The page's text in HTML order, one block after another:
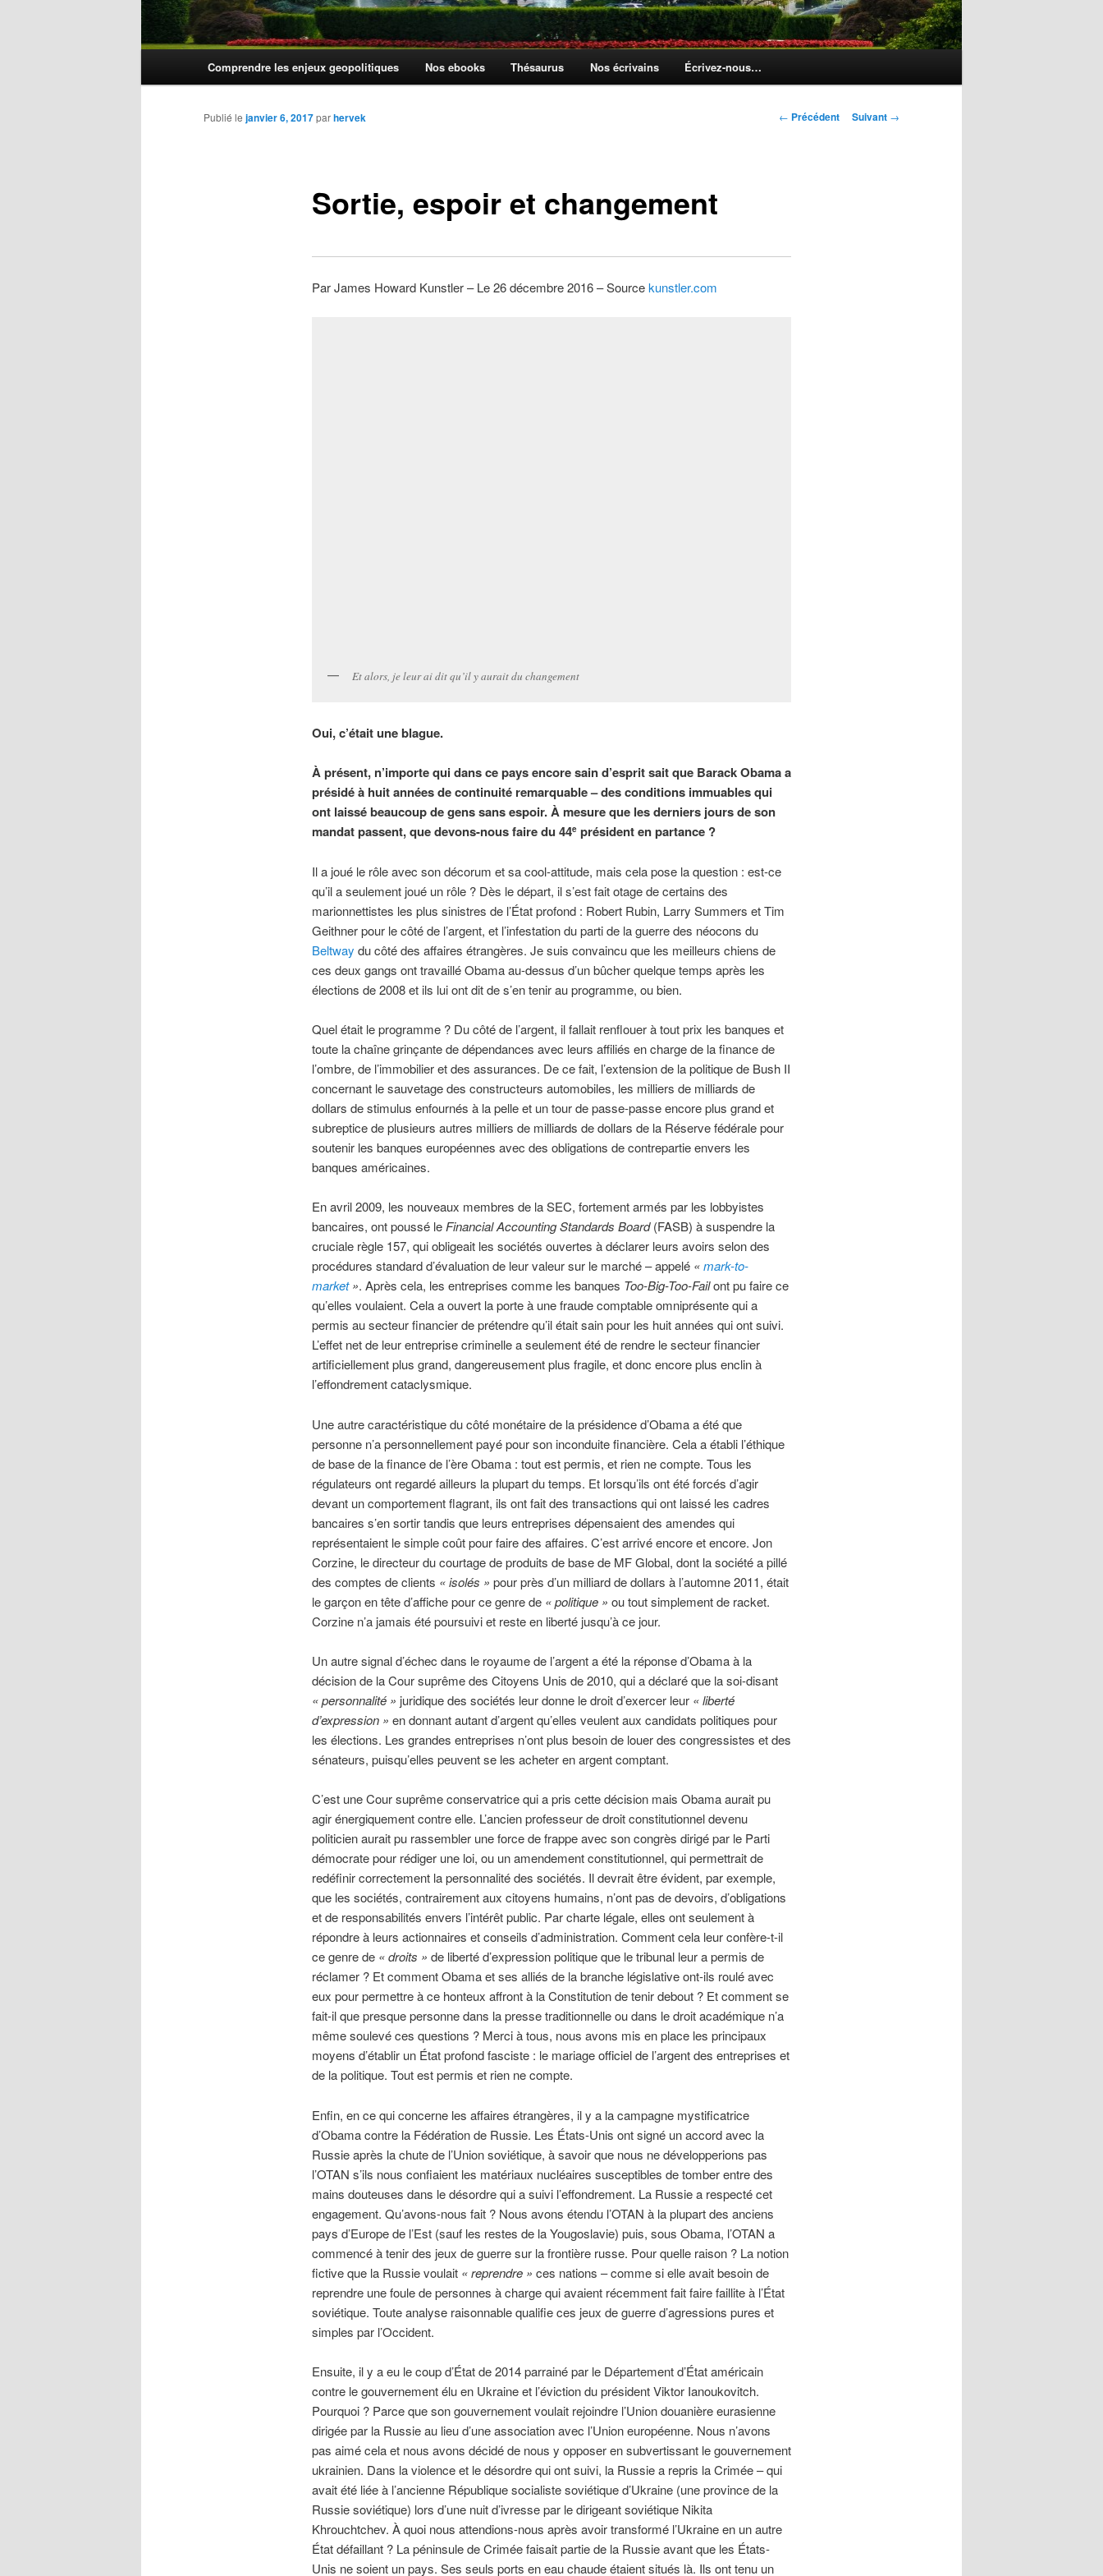
Comprendre les enjeux geopolitiques Nos ebooks Thésaurus Nos écrivains Écrivez-nous…
Navigation
← Précédent Suivant →
Sortie, espoir et changement
Publié le janvier 6, 2017parhervek
Par James Howard Kunstler – Le 26 décembre 2016 – Sourcekunstler.com
Et alors, je leur ai dit qu’il y aurait du changement
Oui, c’était une blague.
À présent, n’importe qui dans ce pays encore sain d’esprit sait que Barack Obama a
présidé à huit années de continuité remarquable – des conditions immuables qui
ont laissé beaucoup de gens sans espoir. À mesure que les derniers jours de son
mandat passent, que devons-nous faire du 44eprésident en partance ?
Il a joué le rôle avec son décorum et sa cool-attitude, mais cela pose la question : est-ce
qu’il a seulement joué un rôle ? Dès le départ, il s’est fait otage de certains des
marionnettistes les plus sinistres de l’État profond : Robert Rubin, Larry Summers et Tim
Geithner pour le côté de l’argent, et l’infestation du parti de la guerre des néocons du
Beltway du côté des affaires étrangères. Je suis convaincu que les meilleurs chiens de
ces deux gangs ont travaillé Obama au-dessus d’un bûcher quelque temps après les
élections de 2008 et ils lui ont dit de s’en tenir au programme, ou bien.
Quel était le programme ? Du côté de l’argent, il fallait renflouer à tout prix les banques et
toute la chaîne grinçante de dépendances avec leurs affiliés en charge de la finance de
l’ombre, de l’immobilier et des assurances. De ce fait, l’extension de la politique de Bush II
concernant le sauvetage des constructeurs automobiles, les milliers de milliards de
dollars de stimulus enfournés à la pelle et un tour de passe-passe encore plus grand et
subreptice de plusieurs autres milliers de milliards de dollars de la Réserve fédérale pour
soutenir les banques européennes avec des obligations de contrepartie envers les
banques américaines.
En avril 2009, les nouveaux membres de la SEC, fortement armés par les lobbyistes
bancaires, ont poussé leFinancial Accounting Standards Board(FASB) à suspendre la
cruciale règle 157, qui obligeait les sociétés ouvertes à déclarer leurs avoirs selon des
procédures standard d’évaluation de leur valeur sur le marché – appelé «mark-to-
market». Après cela, les entreprises comme les banques Too-Big-Too-Failont pu faire ce
qu’elles voulaient. Cela a ouvert la porte à une fraude comptable omniprésente qui a
permis au secteur financier de prétendre qu’il était sain pour les huit années qui ont suivi.
L’effet net de leur entreprise criminelle a seulement été de rendre le secteur financier
artificiellement plus grand, dangereusement plus fragile, et donc encore plus enclin à
l’effondrement cataclysmique.
Une autre caractéristique du côté monétaire de la présidence d’Obama a été que
personne n’a personnellement payé pour son inconduite financière. Cela a établi l’éthique
de base de la finance de l’ère Obama : tout est permis, et rien ne compte. Tous les
régulateurs ont regardé ailleurs la plupart du temps. Et lorsqu’ils ont été forcés d’agir
devant un comportement flagrant, ils ont fait des transactions qui ont laissé les cadres
bancaires s’en sortir tandis que leurs entreprises dépensaient des amendes qui
représentaient le simple coût pour faire des affaires. C’est arrivé encore et encore. Jon
Corzine, le directeur du courtage de produits de base de MF Global, dont la société a pillé
des comptes de clients «isolés » pour près d’un milliard de dollars à l’automne 2011, était
le garçon en tête d’affiche pour ce genre de «politique » ou tout simplement de racket.
Corzine n’a jamais été poursuivi et reste en liberté jusqu’à ce jour.
Un autre signal d’échec dans le royaume de l’argent a été la réponse d’Obama à la
décision de la Cour suprême des Citoyens Unis de 2010, qui a déclaré que la soi-disant
«personnalité » juridique des sociétés leur donne le droit d’exercer leur «liberté
d’expression » en donnant autant d’argent qu’elles veulent aux candidats politiques pour
les élections. Les grandes entreprises n’ont plus besoin de louer des congressistes et des
sénateurs, puisqu’elles peuvent se les acheter en argent comptant.
C’est une Cour suprême conservatrice qui a pris cette décision mais Obama aurait pu
agir énergiquement contre elle. L’ancien professeur de droit constitutionnel devenu
politicien aurait pu rassembler une force de frappe avec son congrès dirigé par le Parti
démocrate pour rédiger une loi, ou un amendement constitutionnel, qui permettrait de
redéfinir correctement la personnalité des sociétés. Il devrait être évident, par exemple,
que les sociétés, contrairement aux citoyens humains, n’ont pas de devoirs, d’obligations
et de responsabilités envers l’intérêt public. Par charte légale, elles ont seulement à
répondre à leurs actionnaires et conseils d’administration. Comment cela leur confère-t-il
ce genre de« droits » de liberté d’expression politique que le tribunal leur a permis de
réclamer ? Et comment Obama et ses alliés de la branche législative ont-ils roulé avec
eux pour permettre à ce honteux affront à la Constitution de tenir debout ? Et comment se
fait-il que presque personne dans la presse traditionnelle ou dans le droit académique n’a
même soulevé ces questions ? Merci à tous, nous avons mis en place les principaux
moyens d’établir un État profond fasciste : le mariage officiel de l’argent des entreprises et
de la politique. Tout est permis et rien ne compte.
Enfin, en ce qui concerne les affaires étrangères, il y a la campagne mystificatrice
d’Obama contre la Fédération de Russie. Les États-Unis ont signé un accord avec la
Russie après la chute de l’Union soviétique, à savoir que nous ne développerions pas
l’OTAN s’ils nous confiaient les matériaux nucléaires susceptibles de tomber entre des
mains douteuses dans le désordre qui a suivi l’effondrement. La Russie a respecté cet
engagement. Qu’avons-nous fait ? Nous avons étendu l’OTAN à la plupart des anciens
pays d’Europe de l’Est (sauf les restes de la Yougoslavie) puis, sous Obama, l’OTAN a
commencé à tenir des jeux de guerre sur la frontière russe. Pour quelle raison ? La notion
fictive que la Russie voulait «reprendre » ces nations – comme si elle avait besoin de
reprendre une foule de personnes à charge qui avaient récemment fait faire faillite à l’État
soviétique. Toute analyse raisonnable qualifie ces jeux de guerre d’agressions pures et
simples par l’Occident.
Ensuite, il y a eu le coup d’État de 2014 parrainé par le Département d’État américain
contre le gouvernement élu en Ukraine et l’éviction du président Viktor Ianoukovitch.
Pourquoi ? Parce que son gouvernement voulait rejoindre l’Union douanière eurasienne
dirigée par la Russie au lieu d’une association avec l’Union européenne. Nous n’avons
pas aimé cela et nous avons décidé de nous y opposer en subvertissant le gouvernement
ukrainien. Dans la violence et le désordre qui ont suivi, la Russie a repris la Crimée – qui
avait été liée à l’ancienne République socialiste soviétique d’Ukraine (une province de la
Russie soviétique) lors d’une nuit d’ivresse par le dirigeant soviétique Nikita
Khrouchtchev. À quoi nous attendions-nous après avoir transformé l’Ukraine en un autre
État défaillant ? La péninsule de Crimée faisait partie de la Russie avant que les États-
Unis ne soient un pays. Ses seuls ports en eau chaude étaient situés là. Ils ont tenu un